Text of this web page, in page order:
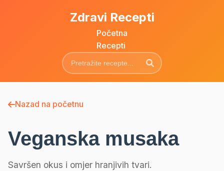
Zdravi Recepti
Početna
Recepti
Nazad na početnu
Veganska musaka
Savršen okus i omjer hranjivih tvari.